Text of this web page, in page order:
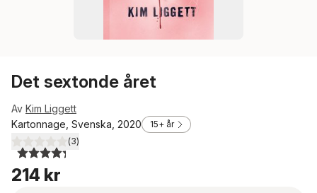
Det sextonde året
Av Kim Liggett
Kartonnage, Svenska, 2020
15+ år
4,3utav 5 stjärnor. Totalt antal röster:
(3)
214 kr